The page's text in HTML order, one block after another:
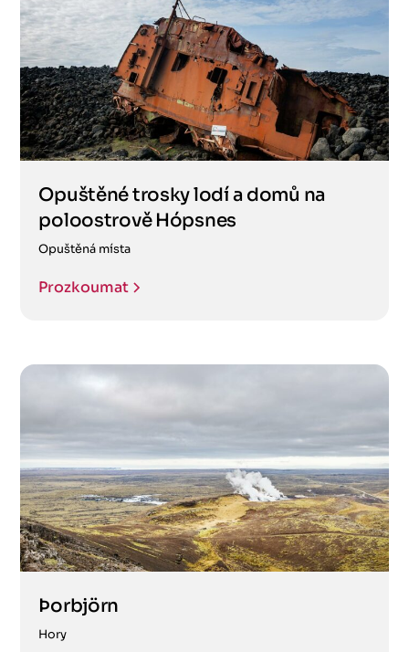
Opuštěné trosky lodí a domů na
poloostrově Hópsnes
Opuštěná místa
Prozkoumat
Þorbjörn
Hory